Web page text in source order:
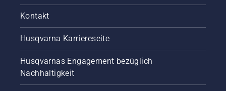
Kontakt
Husqvarna Karriereseite
Husqvarnas Engagement bezüglich
Nachhaltigkeit